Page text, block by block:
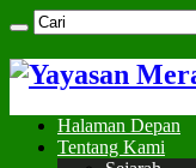
Halaman Depan
Tentang Kami